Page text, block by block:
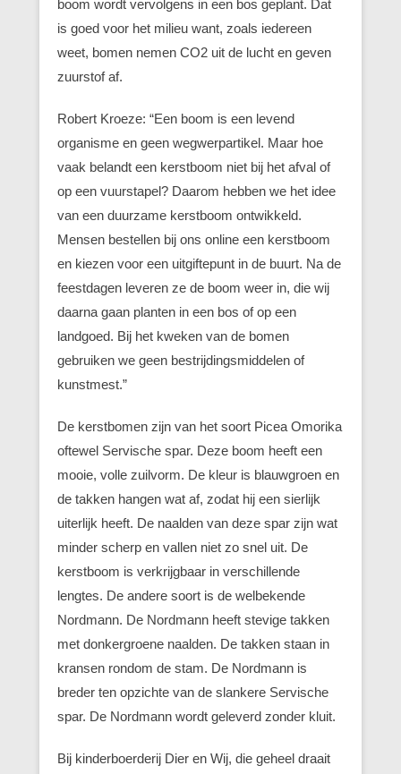
boom wordt vervolgens in een bos geplant. Dat
is goed voor het milieu want, zoals iedereen
weet, bomen nemen CO2 uit de lucht en geven
zuurstof af.
Robert Kroeze: “Een boom is een levend
organisme en geen wegwerpartikel. Maar hoe
vaak belandt een kerstboom niet bij het afval of
op een vuurstapel? Daarom hebben we het idee
van een duurzame kerstboom ontwikkeld.
Mensen bestellen bij ons online een kerstboom
en kiezen voor een uitgiftepunt in de buurt. Na de
feestdagen leveren ze de boom weer in, die wij
daarna gaan planten in een bos of op een
landgoed. Bij het kweken van de bomen
gebruiken we geen bestrijdingsmiddelen of
kunstmest.”
De kerstbomen zijn van het soort Picea Omorika
oftewel Servische spar. Deze boom heeft een
mooie, volle zuilvorm. De kleur is blauwgroen en
de takken hangen wat af, zodat hij een sierlijk
uiterlijk heeft. De naalden van deze spar zijn wat
minder scherp en vallen niet zo snel uit. De
kerstboom is verkrijgbaar in verschillende
lengtes. De andere soort is de welbekende
Nordmann. De Nordmann heeft stevige takken
met donkergroene naalden. De takken staan in
kransen rondom de stam. De Nordmann is
breder ten opzichte van de slankere Servische
spar. De Nordmann wordt geleverd zonder kluit.
Bij kinderboerderij Dier en Wij, die geheel draait